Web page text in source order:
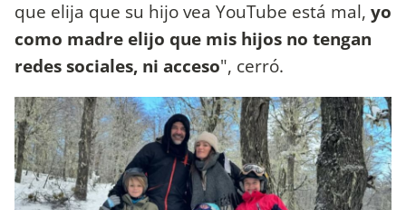
que elija que su hijo vea YouTube está mal, yo
como madre elijo que mis hijos no tengan
redes sociales, ni acceso", cerró.